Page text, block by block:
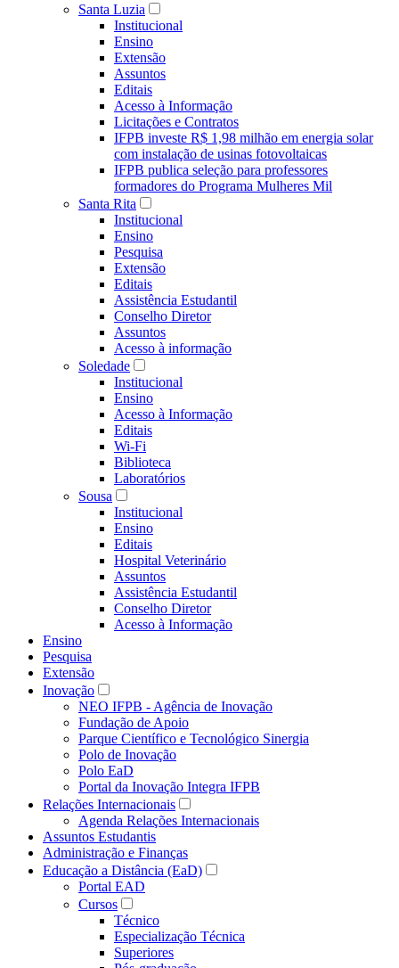
Santa Luzia
Institucional
Ensino
Extensão
Assuntos
Editais
Acesso à Informação
Licitações e Contratos
IFPB investe R$ 1,98 milhão em energia solar
com instalação de usinas fotovoltaicas
IFPB publica seleção para professores
formadores do Programa Mulheres Mil
Santa Rita
Institucional
Ensino
Pesquisa
Extensão
Editais
Assistência Estudantil
Conselho Diretor
Assuntos
Acesso à informação
Soledade
Institucional
Ensino
Acesso à Informação
Editais
Wi-Fi
Biblioteca
Laboratórios
Sousa
Institucional
Ensino
Editais
Hospital Veterinário
Assuntos
Assistência Estudantil
Conselho Diretor
Acesso à Informação
Ensino
Pesquisa
Extensão
Inovação
NEO IFPB - Agência de Inovação
Fundação de Apoio
Parque Científico e Tecnológico Sinergia
Polo de Inovação
Polo EaD
Portal da Inovação Integra IFPB
Relações Internacionais
Agenda Relações Internacionais
Assuntos Estudantis
Administração e Finanças
Educação a Distância (EaD)
Portal EAD
Cursos
Técnico
Especialização Técnica
Superiores